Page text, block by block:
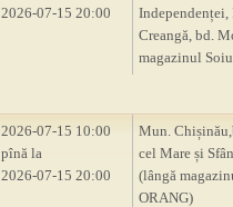
2026-07-15 20:00
Independenței,
Creangă, bd.
magazinul
2026-07-15 10:00
pînă la
2026-07-15 20:00
Mun.
cel Mare și
(lângă
ORANG)